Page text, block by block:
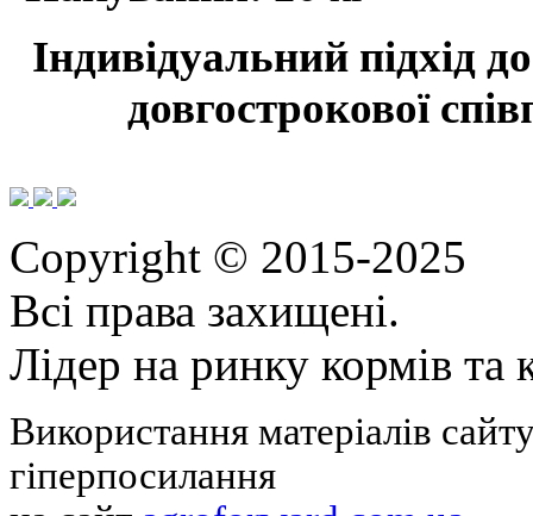
Індивідуальний підхід
довгострокової
Copyright © 2015-2025
Всі права захищені.
Лідер на ринку кормів та
Використання матеріалів
гіперпосилання